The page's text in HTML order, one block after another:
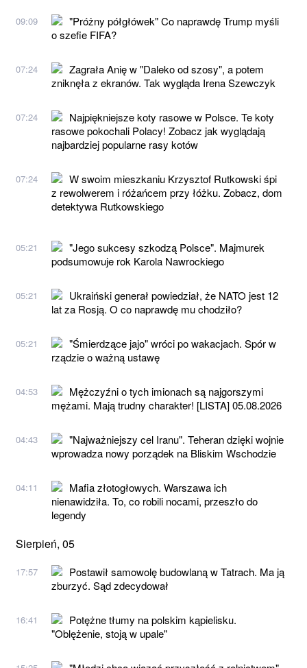
09:09
"Próżny półgłówek" Co naprawdę Trump myśli
o szefie FIFA?
07:24
Zagrała Anię w "Daleko od szosy", a potem
zniknęła z ekranów. Tak wygląda Irena Szewczyk
07:24
Najpiękniejsze koty rasowe w Polsce. Te koty
rasowe pokochali Polacy! Zobacz jak wyglądają
najbardziej popularne rasy kotów
07:24
W swoim mieszkaniu Krzysztof Rutkowski śpi
z rewolwerem i różańcem przy łóżku. Zobacz, dom
detektywa Rutkowskiego
05:21
"Jego sukcesy szkodzą Polsce". Majmurek
podsumowuje rok Karola Nawrockiego
05:21
Ukraiński generał powiedział, że NATO jest 12
lat za Rosją. O co naprawdę mu chodziło?
05:21
"Śmierdzące jajo" wróci po wakacjach. Spór w
rządzie o ważną ustawę
04:53
Mężczyźni o tych imionach są najgorszymi
mężami. Mają trudny charakter! [LISTA] 05.08.2026
04:43
"Najważniejszy cel Iranu". Teheran dzięki wojnie
wprowadza nowy porządek na Bliskim Wschodzie
04:11
Mafia złotogłowych. Warszawa ich
nienawidziła. To, co robili nocami, przeszło do
legendy
Sierpień, 05
17:57
Postawił samowolę budowlaną w Tatrach. Ma ją
zburzyć. Sąd zdecydował
16:41
Potężne tłumy na polskim kąpielisku.
"Oblężenie, stoją w upale"